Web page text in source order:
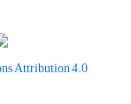
Attribution 4.0